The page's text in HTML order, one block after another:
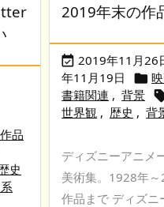
品
史
2019年末の作
 2019年11月26
年11月19日

書籍関連 , 背景
世界観 , 歴史 , 背
ディズニーアニメ
美術集。1928年
作品まで ディズニ